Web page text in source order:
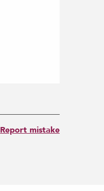
Report mistake